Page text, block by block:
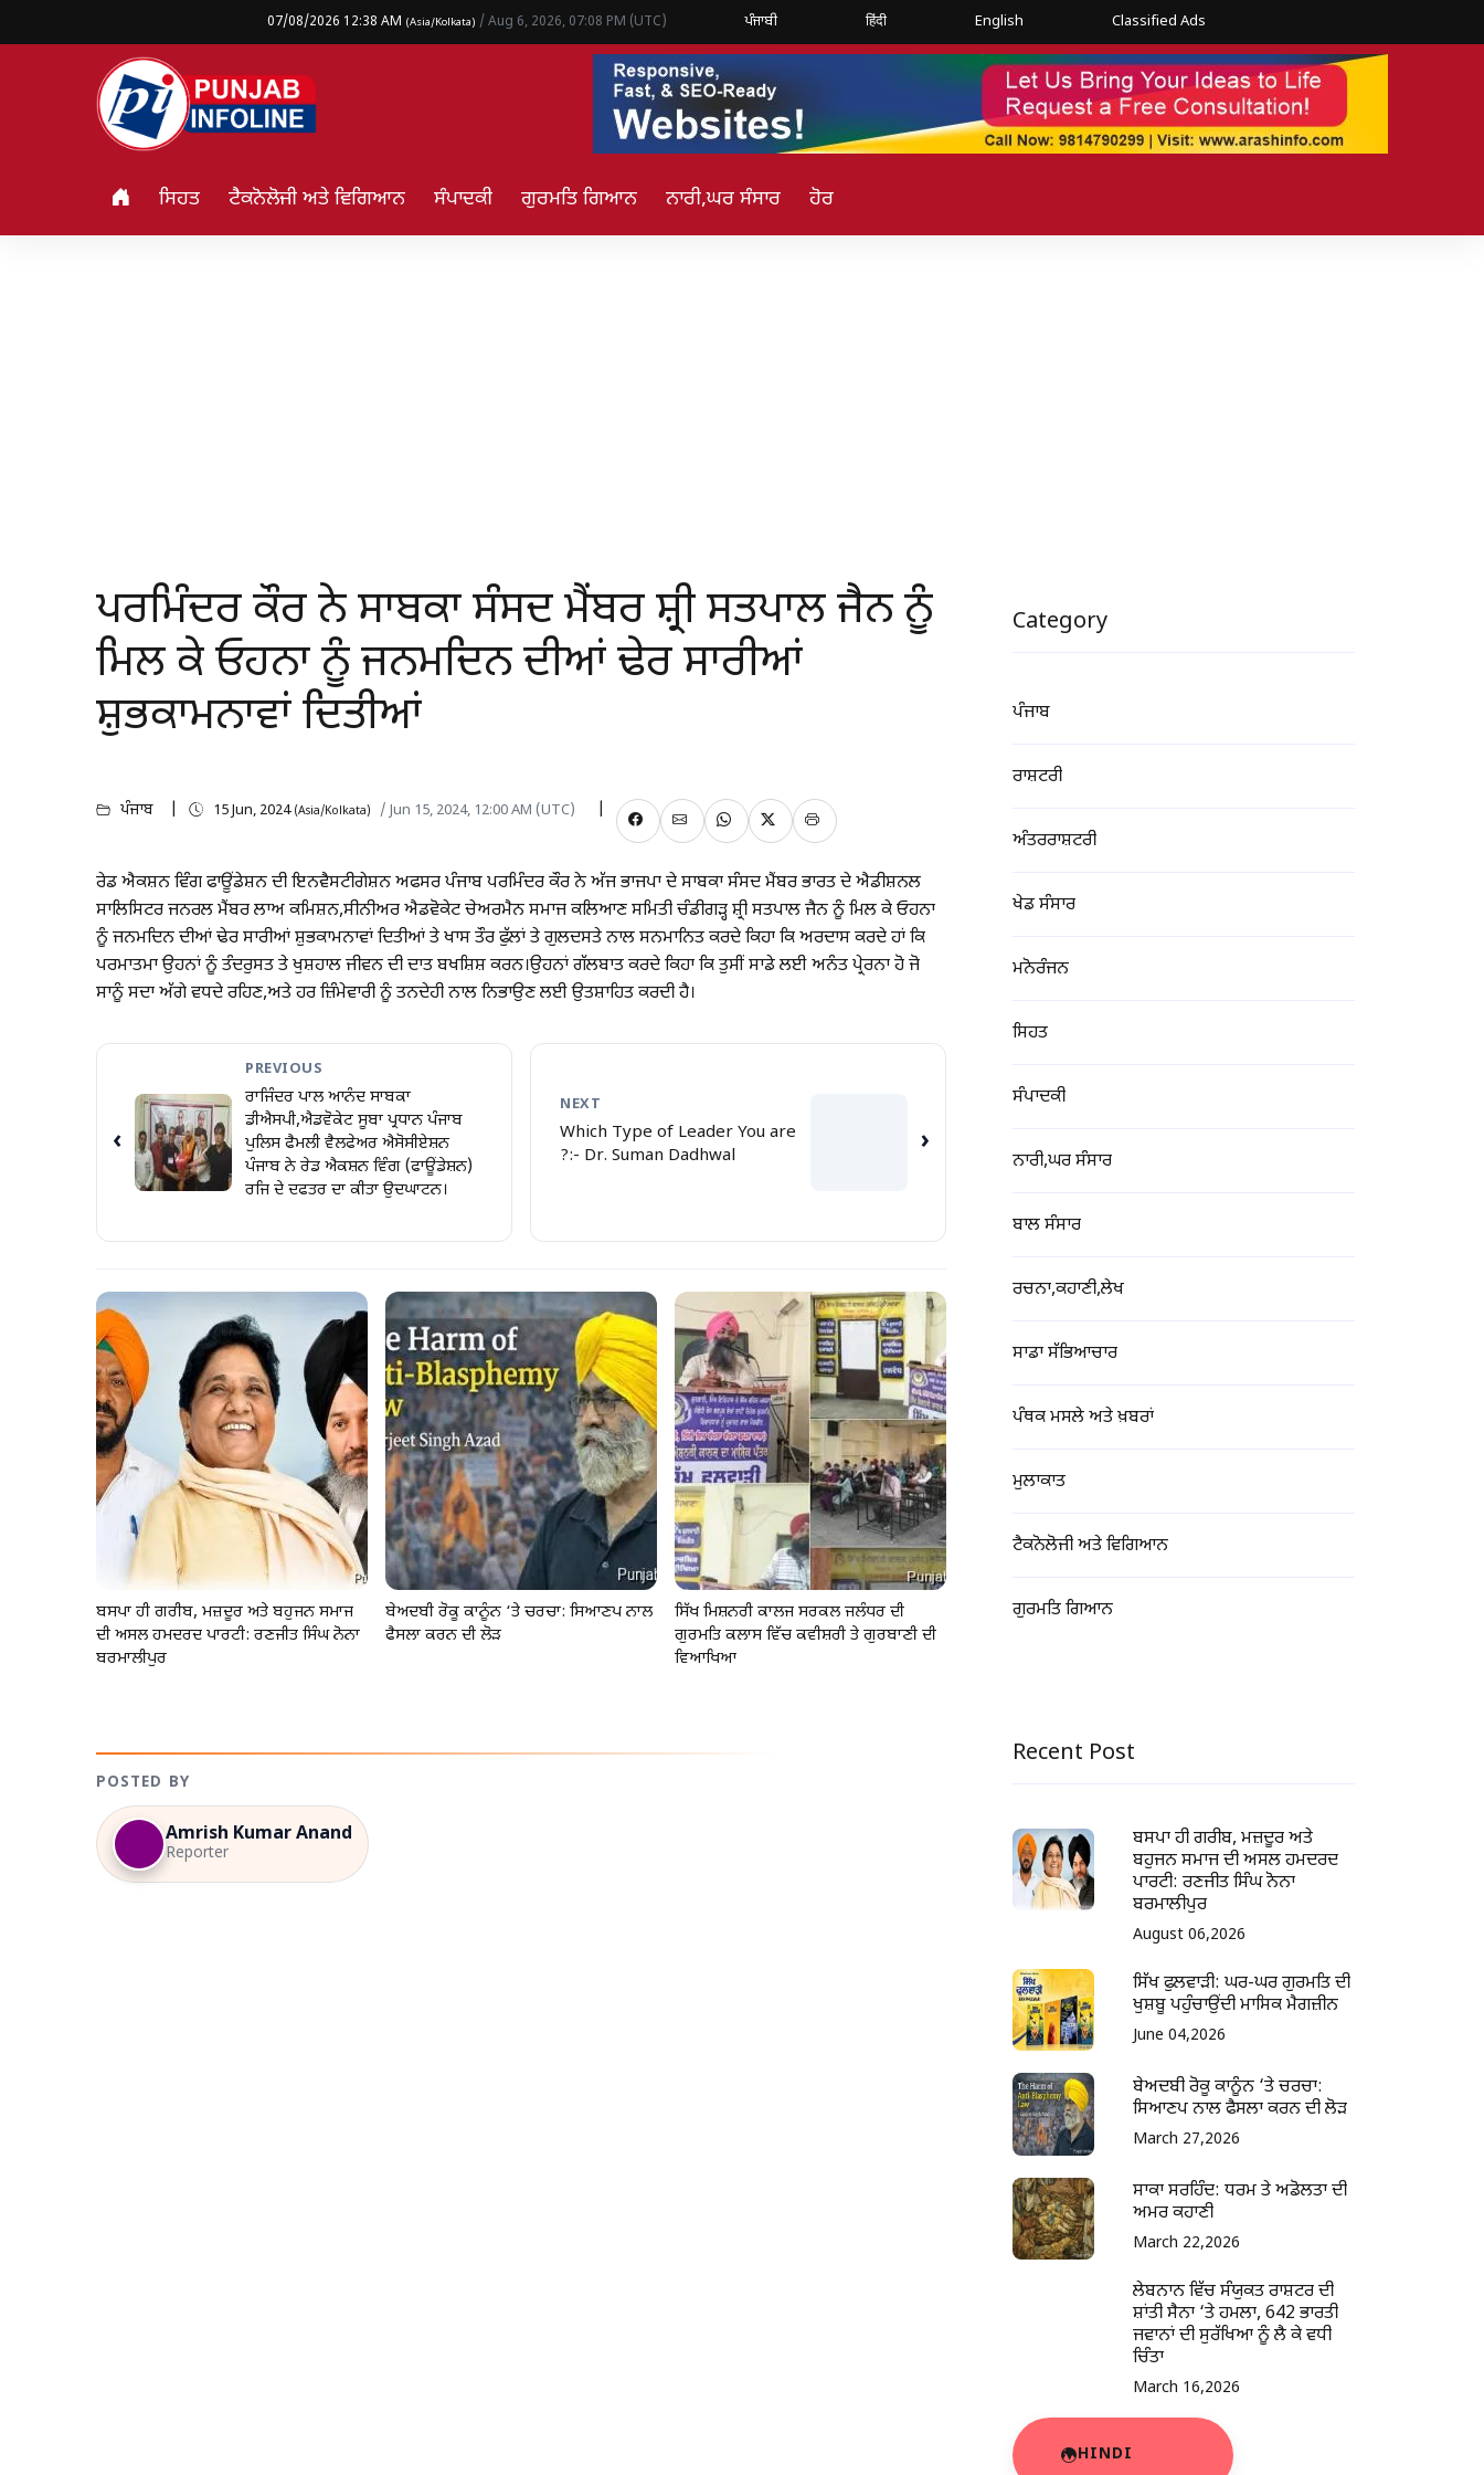
07/08/2026 12:38 AM (Asia/Kolkata) / Aug 6, 2026, 07:08 PM (UTC) ਪੰਜਾਬੀ हिंदी English Classified Ads
ਸਿਹਤ ਟੈਕਨੋਲੋਜੀ ਅਤੇ ਵਿਗਿਆਨ ਸੰਪਾਦਕੀ ਗੁਰਮਤਿ ਗਿਆਨ ਨਾਰੀ,ਘਰ ਸੰਸਾਰ ਹੋਰ
ਪਰਮਿੰਦਰ ਕੌਰ ਨੇ ਸਾਬਕਾ ਸੰਸਦ ਮੈਂਬਰ ਸ਼੍ਰੀ ਸਤਪਾਲ ਜੈਨ ਨੂੰ
ਮਿਲ ਕੇ ਓਹਨਾ ਨੂੰ ਜਨਮਦਿਨ ਦੀਆਂ ਢੇਰ ਸਾਰੀਆਂ
ਸ਼ੁਭਕਾਮਨਾਵਾਂ ਦਿਤੀਆਂ
ਪੰਜਾਬ 15 Jun, 2024 (Asia/Kolkata) / Jun 15, 2024, 12:00 AM (UTC)
ਰੇਡ ਐਕਸ਼ਨ ਵਿੰਗ ਫਾਊਂਡੇਸ਼ਨ ਦੀ ਇਨਵੈਸਟੀਗੇਸ਼ਨ ਅਫਸਰ ਪੰਜਾਬ ਪਰਮਿੰਦਰ ਕੌਰ ਨੇ ਅੱਜ ਭਾਜਪਾ ਦੇ ਸਾਬਕਾ ਸੰਸਦ ਮੈਂਬਰ ਭਾਰਤ ਦੇ ਐਡੀਸ਼ਨਲ
ਸਾਲਿਸਿਟਰ ਜਨਰਲ ਮੈਂਬਰ ਲਾਅ ਕਮਿਸ਼ਨ,ਸੀਨੀਅਰ ਐਡਵੋਕੇਟ ਚੇਅਰਮੈਨ ਸਮਾਜ ਕਲਿਆਣ ਸਮਿਤੀ ਚੰਡੀਗੜ੍ਹ ਸ਼੍ਰੀ ਸਤਪਾਲ ਜੈਨ ਨੂੰ ਮਿਲ ਕੇ ਓਹਨਾ
ਨੂੰ ਜਨਮਦਿਨ ਦੀਆਂ ਢੇਰ ਸਾਰੀਆਂ ਸ਼ੁਭਕਾਮਨਾਵਾਂ ਦਿਤੀਆਂ ਤੇ ਖਾਸ ਤੌਰ ਫੁੱਲਾਂ ਤੇ ਗੁਲਦਸਤੇ ਨਾਲ ਸਨਮਾਨਿਤ ਕਰਦੇ ਕਿਹਾ ਕਿ ਅਰਦਾਸ ਕਰਦੇ ਹਾਂ ਕਿ
ਪਰਮਾਤਮਾ ਉਹਨਾਂ ਨੂੰ ਤੰਦਰੁਸਤ ਤੇ ਖੁਸ਼ਹਾਲ ਜੀਵਨ ਦੀ ਦਾਤ ਬਖਸ਼ਿਸ਼ ਕਰਨ।ਉਹਨਾਂ ਗੱਲਬਾਤ ਕਰਦੇ ਕਿਹਾ ਕਿ ਤੁਸੀਂ ਸਾਡੇ ਲਈ ਅਨੰਤ ਪ੍ਰੇਰਨਾ ਹੋ ਜੋ
ਸਾਨੂੰ ਸਦਾ ਅੱਗੇ ਵਧਦੇ ਰਹਿਣ,ਅਤੇ ਹਰ ਜ਼ਿੰਮੇਵਾਰੀ ਨੂੰ ਤਨਦੇਹੀ ਨਾਲ ਨਿਭਾਉਣ ਲਈ ਉਤਸ਼ਾਹਿਤ ਕਰਦੀ ਹੈ।
‹
PREVIOUS
ਰਾਜਿੰਦਰ ਪਾਲ ਆਨੰਦ ਸਾਬਕਾ
ਡੀਐਸਪੀ,ਐਡਵੋਕੇਟ ਸੂਬਾ ਪ੍ਰਧਾਨ ਪੰਜਾਬ
ਪੁਲਿਸ ਫੈਮਲੀ ਵੈਲਫੇਅਰ ਐਸੋਸੀਏਸ਼ਨ
ਪੰਜਾਬ ਨੇ ਰੇਡ ਐਕਸ਼ਨ ਵਿੰਗ (ਫਾਊਂਡੇਸ਼ਨ)
ਰਜਿ ਦੇ ਦਫਤਰ ਦਾ ਕੀਤਾ ਉਦਘਾਟਨ।
NEXT
Which Type of Leader You are
?:- Dr. Suman Dadhwal
›
ਬਸਪਾ ਹੀ ਗਰੀਬ, ਮਜ਼ਦੂਰ ਅਤੇ ਬਹੁਜਨ ਸਮਾਜ
ਦੀ ਅਸਲ ਹਮਦਰਦ ਪਾਰਟੀ: ਰਣਜੀਤ ਸਿੰਘ ਨੋਨਾ
ਬਰਮਾਲੀਪੁਰ
ਬੇਅਦਬੀ ਰੋਕੂ ਕਾਨੂੰਨ ‘ਤੇ ਚਰਚਾ: ਸਿਆਣਪ ਨਾਲ
ਫੈਸਲਾ ਕਰਨ ਦੀ ਲੋੜ
ਸਿੱਖ ਮਿਸ਼ਨਰੀ ਕਾਲਜ ਸਰਕਲ ਜਲੰਧਰ ਦੀ
ਗੁਰਮਤਿ ਕਲਾਸ ਵਿੱਚ ਕਵੀਸ਼ਰੀ ਤੇ ਗੁਰਬਾਣੀ ਦੀ
ਵਿਆਖਿਆ
POSTED BY
Amrish Kumar Anand
Reporter
Category
ਪੰਜਾਬ
ਰਾਸ਼ਟਰੀ
ਅੰਤਰਰਾਸ਼ਟਰੀ
ਖੇਡ ਸੰਸਾਰ
ਮਨੋਰੰਜਨ
ਸਿਹਤ
ਸੰਪਾਦਕੀ
ਨਾਰੀ,ਘਰ ਸੰਸਾਰ
ਬਾਲ ਸੰਸਾਰ
ਰਚਨਾ,ਕਹਾਣੀ,ਲੇਖ
ਸਾਡਾ ਸੱਭਿਆਚਾਰ
ਪੰਥਕ ਮਸਲੇ ਅਤੇ ਖ਼ਬਰਾਂ
ਮੁਲਾਕਾਤ
ਟੈਕਨੋਲੋਜੀ ਅਤੇ ਵਿਗਿਆਨ
ਗੁਰਮਤਿ ਗਿਆਨ
Recent Post
ਬਸਪਾ ਹੀ ਗਰੀਬ, ਮਜ਼ਦੂਰ ਅਤੇ
ਬਹੁਜਨ ਸਮਾਜ ਦੀ ਅਸਲ ਹਮਦਰਦ
ਪਾਰਟੀ: ਰਣਜੀਤ ਸਿੰਘ ਨੋਨਾ
ਬਰਮਾਲੀਪੁਰ
August 06,2026
ਸਿੱਖ ਫੁਲਵਾੜੀ: ਘਰ-ਘਰ ਗੁਰਮਤਿ ਦੀ
ਖੁਸ਼ਬੂ ਪਹੁੰਚਾਉਂਦੀ ਮਾਸਿਕ ਮੈਗਜ਼ੀਨ
June 04,2026
ਬੇਅਦਬੀ ਰੋਕੂ ਕਾਨੂੰਨ ‘ਤੇ ਚਰਚਾ:
ਸਿਆਣਪ ਨਾਲ ਫੈਸਲਾ ਕਰਨ ਦੀ ਲੋੜ
March 27,2026
ਸਾਕਾ ਸਰਹਿੰਦ: ਧਰਮ ਤੇ ਅਡੋਲਤਾ ਦੀ
ਅਮਰ ਕਹਾਣੀ
March 22,2026
ਲੇਬਨਾਨ ਵਿੱਚ ਸੰਯੁਕਤ ਰਾਸ਼ਟਰ ਦੀ
ਸ਼ਾਂਤੀ ਸੈਨਾ ‘ਤੇ ਹਮਲਾ, 642 ਭਾਰਤੀ
ਜਵਾਨਾਂ ਦੀ ਸੁਰੱਖਿਆ ਨੂੰ ਲੈ ਕੇ ਵਧੀ
ਚਿੰਤਾ
March 16,2026
HINDI